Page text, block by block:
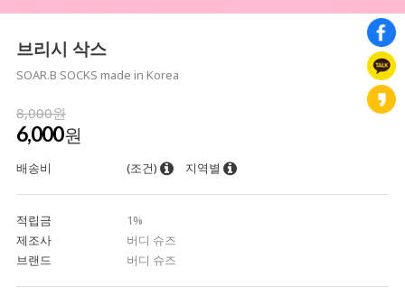
브리시 삭스
SOAR.B SOCKS made in Korea
8,000원
6,000원
배송비 (조건) 지역별
적립금
1%
제조사
버디 슈즈
브랜드
버디 슈즈